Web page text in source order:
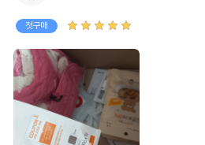
첫구매